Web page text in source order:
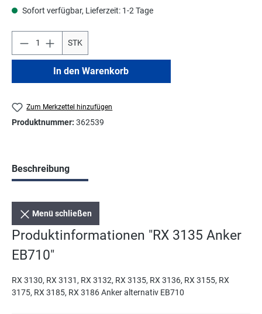
Sofort verfügbar, Lieferzeit: 1-2 Tage
STK
In den Warenkorb
Zum Merkzettel hinzufügen
Produktnummer: 362539
Beschreibung
Menü schließen
Produktinformationen "RX 3135 Anker
EB710"
RX 3130, RX 3131, RX 3132, RX 3135, RX 3136, RX 3155, RX
3175, RX 3185, RX 3186 Anker alternativ EB710